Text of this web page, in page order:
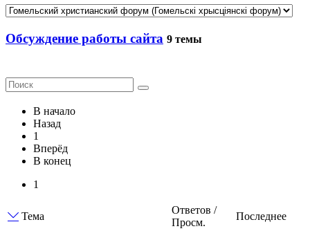
Обсуждение работы сайта 9 темы
В начало
Назад
1
Вперёд
В конец
1
Тема
Ответов /
Просм.
Последнее